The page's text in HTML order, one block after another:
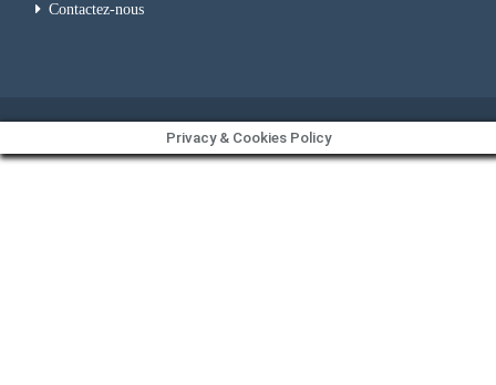
Contactez-nous
Privacy & Cookies Policy